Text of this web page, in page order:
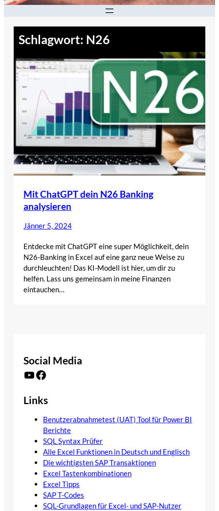
Schlagwort: N26
Mit ChatGPT dein N26 Banking
analysieren
Jänner 5, 2024
Entdecke mit ChatGPT eine super Möglichkeit, dein
N26-Banking in Excel auf eine ganz neue Weise zu
durchleuchten! Das KI-Modell ist hier, um dir zu
helfen. Lass uns gemeinsam in meine Finanzen
eintauchen…
Social Media
YouTube Facebook
Links
Benutzerabnahmetest (UAT) Tool für Power BI
Berichte
SQL Syntax Prüfer
Alle Excel Funktionen in Deutsch und Englisch
Die wichtigsten SAP Transaktionen
Excel Tastenkombinationen
Excel Tipps
SAP T-Codes
SQL-Grundlagen für Excel- und SAP-Nutzer